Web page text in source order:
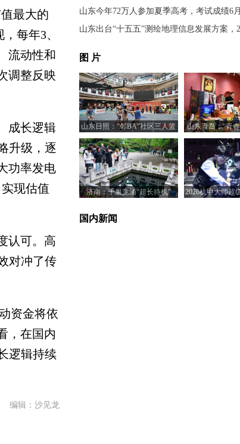
最大的
每年3、
流动性和
调整反映
成长逻辑
升级，逐
功率发电
现估值
认可。高
对冲了传
资金将依
，在国内
逻辑持续
编辑：沙见龙
山东今年72万人参加夏季高考，考试成绩6
图 片
山东日照：“邻BA”社区三人篮
球赛火热开打
山东青岛：“青
年创业
济南：千泉竞涌“超长待机”
2026机甲大师超
国内新闻